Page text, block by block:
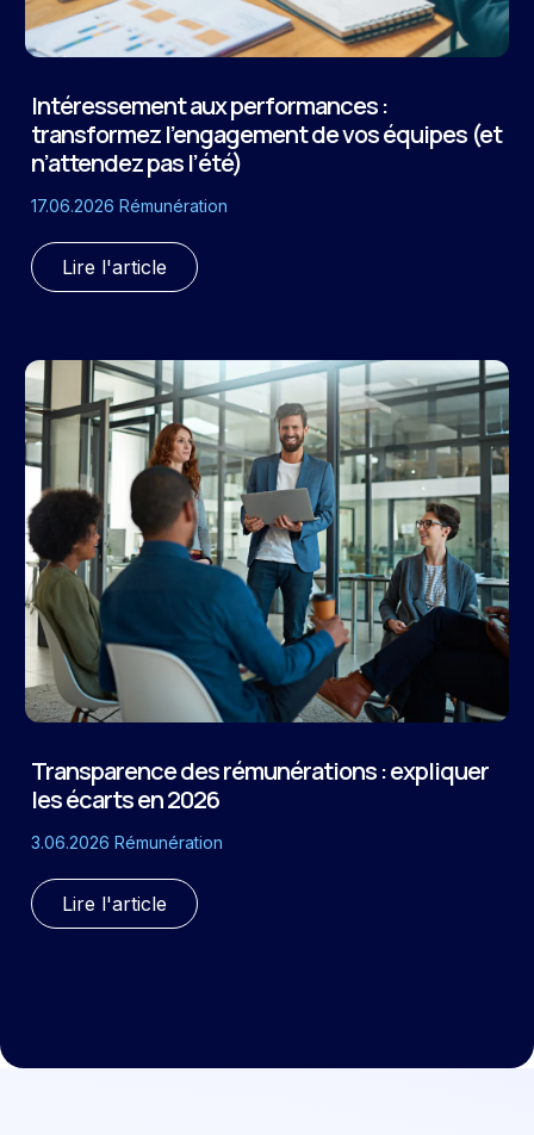
Intéressement aux performances :
transformez l’engagement de vos équipes (et
n’attendez pas l’été)
17.06.2026 Rémunération
Lire l'article
Transparence des rémunérations : expliquer
les écarts en 2026
3.06.2026 Rémunération
Lire l'article